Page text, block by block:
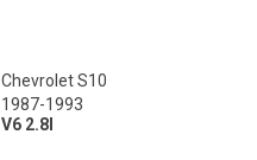
Chevrolet S10
1987-1993
V6 2.8l